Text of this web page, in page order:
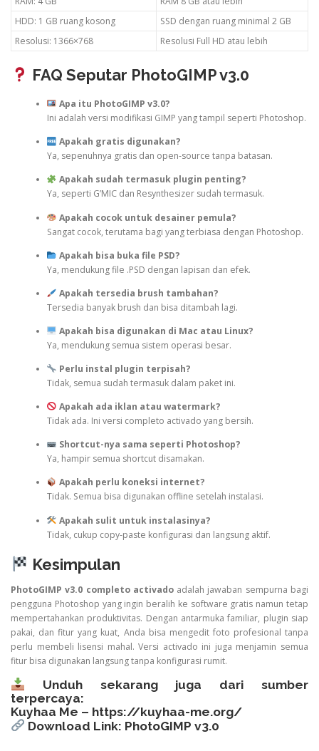
HDD: 1 GB ruang kosong
SSD dengan ruang minimal 2 GB
Resolusi: 1366×768
Resolusi Full HD atau lebih
FAQ Seputar PhotoGIMP v3.0
Apa itu PhotoGIMP v3.0?
Ini adalah versi modifikasi GIMP yang tampil seperti Photoshop.
Apakah gratis digunakan?
Ya, sepenuhnya gratis dan open-source tanpa batasan.
Apakah sudah termasuk plugin penting?
Ya, seperti G’MIC dan Resynthesizer sudah termasuk.
Apakah cocok untuk desainer pemula?
Sangat cocok, terutama bagi yang terbiasa dengan Photoshop.
Apakah bisa buka file PSD?
Ya, mendukung file .PSD dengan lapisan dan efek.
Apakah tersedia brush tambahan?
Tersedia banyak brush dan bisa ditambah lagi.
Apakah bisa digunakan di Mac atau Linux?
Ya, mendukung semua sistem operasi besar.
Perlu instal plugin terpisah?
Tidak, semua sudah termasuk dalam paket ini.
Apakah ada iklan atau watermark?
Tidak ada. Ini versi completo activado yang bersih.
Shortcut-nya sama seperti Photoshop?
Ya, hampir semua shortcut disamakan.
Apakah perlu koneksi internet?
Tidak. Semua bisa digunakan offline setelah instalasi.
Apakah sulit untuk instalasinya?
Tidak, cukup copy-paste konfigurasi dan langsung aktif.
Kesimpulan
PhotoGIMP v3.0 completo activadoadalah jawaban sempurna bagi
pengguna Photoshop yang ingin beralih ke software gratis namun tetap
mempertahankan produktivitas. Dengan antarmuka familiar, plugin siap
pakai, dan fitur yang kuat, Anda bisa mengedit foto profesional tanpa
perlu membeli lisensi mahal. Versi activado ini juga menjamin semua
fitur bisa digunakan langsung tanpa konfigurasi rumit.
Unduh sekarang juga dari sumber
terpercaya:
Kuyhaa Me – https://kuyhaa-me.org/
Download Link: PhotoGIMP v3.0